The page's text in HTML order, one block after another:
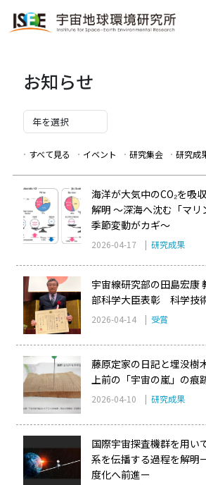
お知らせ
すべて見る イベント 研究集会 研究成
海洋が大気中のCO₂を吸
解明 ～深海へ沈む「マリ
季節変動がカギ～
2026-04-17 | 研究成果
宇宙線研究部の田島宏康
部科学大臣表彰 科学技
2026-04-14 | 受賞
藤原定家の日記と埋没樹
上前の「宇宙の嵐」の痕
2026-04-10 | 研究成果
国際宇宙探査機群を用い
系を伝播する過程を解明
度化へ前進ー